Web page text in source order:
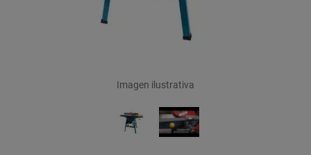
Imagen ilustrativa